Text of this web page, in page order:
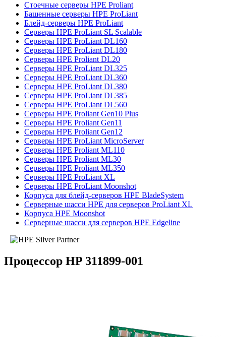
Стоечные серверы HPE Proliant
Башенные серверы HPE ProLiant
Блейд-серверы HPE ProLiant
Серверы HPE ProLiant SL Scalable
Серверы HPE ProLiant DL160
Серверы HPE ProLiant DL180
Серверы HPE Proliant DL20
Серверы HPE ProLiant DL325
Серверы HPE ProLiant DL360
Серверы HPE ProLiant DL380
Серверы HPE ProLiant DL385
Серверы HPE ProLiant DL560
Серверы HPE Proliant Gen10 Plus
Серверы HPE Proliant Gen11
Серверы HPE Proliant Gen12
Серверы HPE ProLiant MicroServer
Серверы HPE Proliant ML110
Серверы HPE Proliant ML30
Серверы HPE Proliant ML350
Серверы HPE ProLiant XL
Серверы HPE ProLiant Moonshot
Корпуса для блейд-серверов HPE BladeSystem
Серверные шасси HPE для серверов ProLiant XL
Корпуса HPE Moonshot
Серверные шасси для серверов HPE Edgeline
Процессор HP 311899-001